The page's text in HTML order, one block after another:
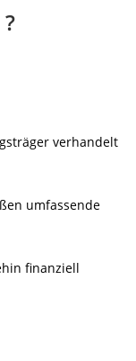
verhandelt
umfassende
finanziell